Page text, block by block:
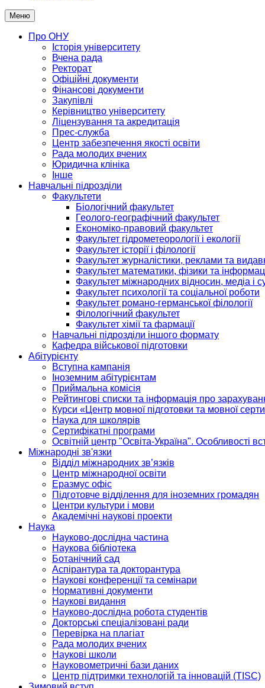
Меню
Про ОНУ
Історія університету
Вчена рада
Ректорат
Офіційні документи
Фінансові документи
Закупівлі
Керівництво університету
Ліцензування та акредитація
Прес-служба
Центр забезпечення якості освіти
Рада молодих вчених
Юридична клініка
Інше
Навчальні підрозділи
Факультети
Біологічний факультет
Геолого-географічний факультет
Економіко-правовий факультет
Факультет гідрометеорології і екології
Факультет історії і філології
Факультет журналістики, реклами та
Факультет математики, фізики та
Факультет міжнародних відносин, медіа і
Факультет психології та соціальної роботи
Факультет романо-германської філології
Філологічний факультет
Факультет хімії та фармації
Навчальні підрозділи іншого формату
Кафедра військової підготовки
Абітурієнту
Вступна кампанія
Іноземним абітурієнтам
Приймальна комісія
Рейтингові списки та інформація про
Курси «Центр мовної підготовки та мовної
Наука для школярів
Сертифікатні програми
Освітній центр "Освіта-Україна". Особливості
Міжнародні зв'язки
Відділ міжнародних зв’язків
Центр міжнародної освіти
Еразмус офіс
Підготовче відділення для іноземних громадян
Центри культури і мови
Академічні наукові проекти
Наука
Науково-дослідна частина
Наукова бібліотека
Ботанічний сад
Аспірантура та докторантура
Наукові конференції та семінари
Нормативні документи
Наукові видання
Науково-дослідна робота студентів
Докторські спеціалізовані ради
Перевірка на плагіат
Рада молодих вчених
Наукові школи
Науковометричні бази даних
Центр підтримки технологій та інновацій (TISC)